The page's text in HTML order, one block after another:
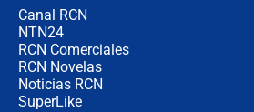
Canal RCN
NTN24
RCN Comerciales
RCN Novelas
Noticias RCN
SuperLike